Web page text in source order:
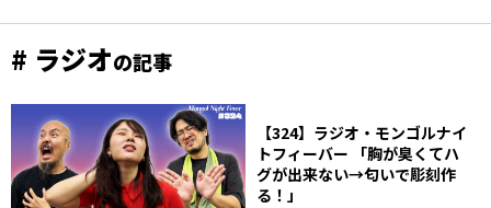
# ラジオの記事
【324】ラジオ・モンゴルナイ
トフィーバー 「胸が臭くてハ
グが出来ない→匂いで彫刻作
る！」